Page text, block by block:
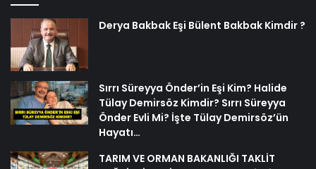
Derya Bakbak Eşi Bülent Bakbak Kimdir ?
Sırrı Süreyya Önder’in Eşi Kim? Halide
Tülay Demirsöz Kimdir? Sırrı Süreyya
Önder Evli Mi? İşte Tülay Demirsöz’ün
Hayatı…
TARIM VE ORMAN BAKANLIĞI TAKLİT